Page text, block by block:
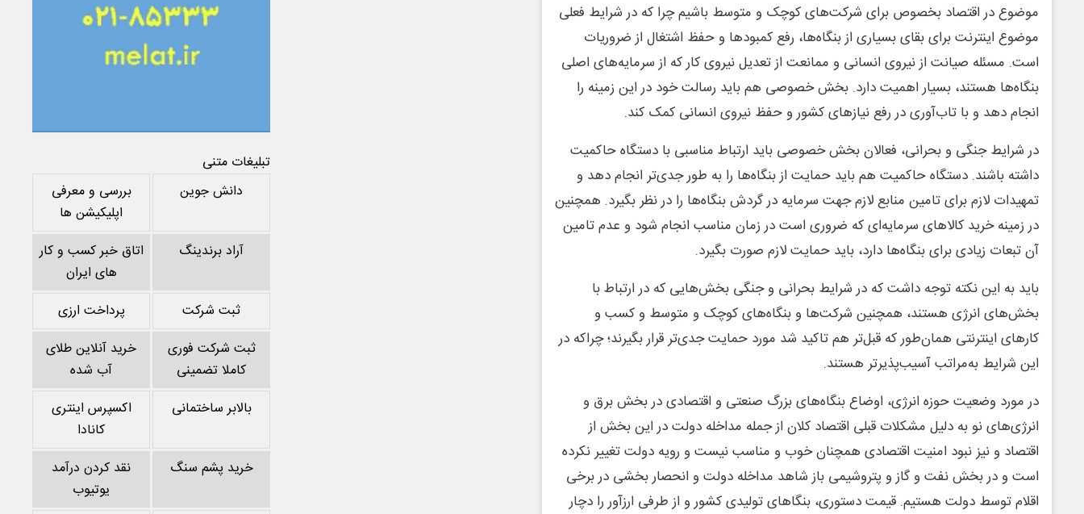
موضوع در اقتصاد بخصوص برای شرکت‌های کوچک و متوسط باشیم چرا که در شرایط فعلی
موضوع اینترنت برای بقای بسیاری از بنگاه‌ها، رفع کمبودها و حفظ اشتغال از ضروریات
است. مسئله صیانت از نیروی انسانی و ممانعت از تعدیل نیروی کار که از سرمایه‌های اصلی
بنگاه‌ها هستند، بسیار اهمیت دارد. بخش خصوصی هم باید رسالت خود در این زمینه را
انجام دهد و با تاب‌آوری در رفع نیازهای کشور و حفظ نیروی انسانی کمک کند.
در شرایط جنگی و بحرانی، فعالان بخش خصوصی باید ارتباط مناسبی با دستگاه حاکمیت
داشته باشند. دستگاه حاکمیت هم باید حمایت از بنگاه‌ها را به طور جدی‌تر انجام دهد و
تمهیدات لازم برای تامین منابع لازم جهت سرمایه در گردش بنگاه‌ها را در نظر بگیرد. همچنین
در زمینه خرید کالاهای سرمایه‌ای که ضروری است در زمان مناسب انجام شود و عدم تامین
آن تبعات زیادی برای بنگاه‌ها دارد، باید حمایت لازم صورت بگیرد.
باید به این نکته توجه داشت که در شرایط بحرانی و جنگی بخش‌هایی که در ارتباط با
بخش‌های انرژی هستند، همچنین شرکت‌ها و بنگاه‌های کوچک و متوسط و کسب و
کارهای اینترنتی همان‌طور که قبل‌تر هم تاکید شد مورد حمایت جدی‌تر قرار بگیرند؛ چراکه در
این شرایط به‌مراتب آسیب‌پذیرتر هستند.
در مورد وضعیت حوزه انرژی، اوضاع بنگاه‌های بزرگ صنعتی و اقتصادی در بخش برق و
انرژی‌های نو به دلیل مشکلات قبلی اقتصاد کلان از جمله مداخله دولت در این بخش از
اقتصاد و نیز نبود امنیت اقتصادی همچنان خوب و مناسب نیست و رویه دولت تغییر نکرده
است و در بخش نفت و گاز و پتروشیمی باز شاهد مداخله دولت و انحصار بخشی در برخی
اقلام توسط دولت هستیم. قیمت دستوری، بنگاهای تولیدی کشور و از طرفی ارزآور را دچار
تبلیغات متنی
دانش جوین
بررسی و معرفی
اپلیکیشن ها
آراد برندینگ
اتاق خبر کسب و کار
های ایران
ثبت شرکت
پرداخت ارزی
ثبت شرکت فوری
کاملا تضمینی
خرید آنلاین طلای
آب شده
بالابر ساختمانی
اکسپرس اینتری
کانادا
خرید پشم سنگ
نقد کردن درآمد
یوتیوب